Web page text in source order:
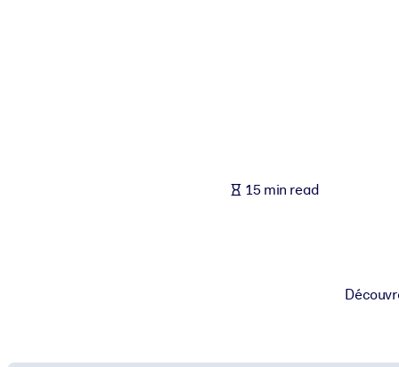
Fuel your AI systems with reliable, structured knowledge to
15 min read